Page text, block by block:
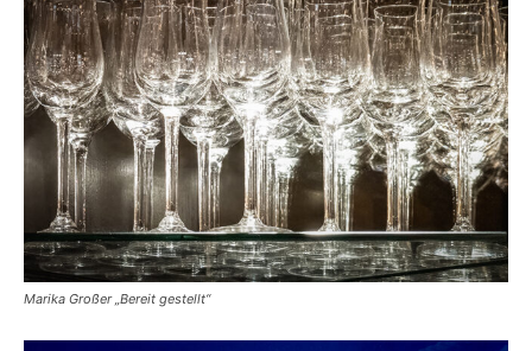
Marika Großer „Bereit gestellt“